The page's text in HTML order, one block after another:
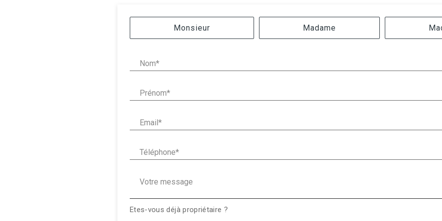
Monsieur Madame
Etes-vous déjà propriétaire ?